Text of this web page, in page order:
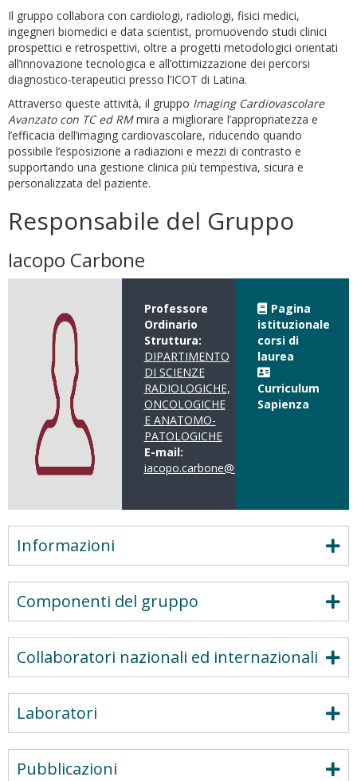
Il gruppo collabora con cardiologi, radiologi, fisici medici,
ingegneri biomedici e data scientist, promuovendo studi clinici
prospettici e retrospettivi, oltre a progetti metodologici orientati
all’innovazione tecnologica e all’ottimizzazione dei percorsi
diagnostico-terapeutici presso l’ICOT di Latina.
Attraverso queste attività, il gruppo Imaging Cardiovascolare
Avanzato con TC ed RMmira a migliorare l’appropriatezza e
l’efficacia dell’imaging cardiovascolare, riducendo quando
possibile l’esposizione a radiazioni e mezzi di contrasto e
supportando una gestione clinica più tempestiva, sicura e
personalizzata del paziente.
Responsabile del Gruppo
Iacopo Carbone
Professore
Ordinario
Struttura:
DIPARTIMENTO
DI SCIENZE
RADIOLOGICHE,
ONCOLOGICHE
E ANATOMO-
PATOLOGICHE
E-mail:
iacopo.carbone@uniroma1.it
Pagina
istituzionale
corsi di
laurea
Curriculum
Sapienza
Informazioni
Componenti del gruppo
Collaboratori nazionali ed internazionali
Laboratori
Pubblicazioni